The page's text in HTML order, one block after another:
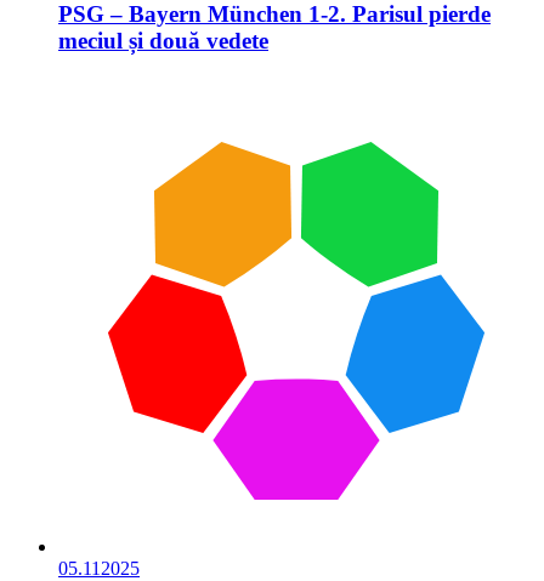
PSG – Bayern München 1-2. Parisul pierde
meciul și două vedete
05.11 2025